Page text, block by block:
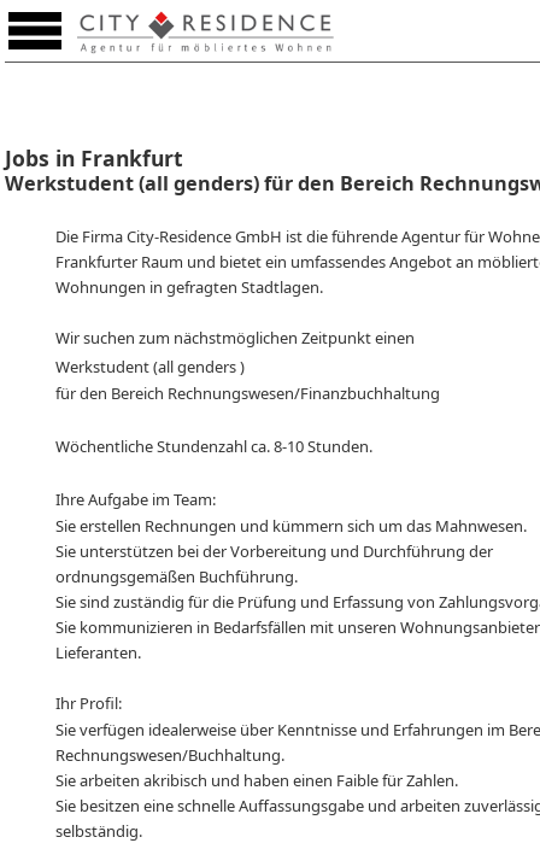
Favourites (0)
Jobs in Frankfurt
Werkstudent (all genders) für den Bereich
Die Firma City-Residence GmbH ist die führende Agentur für
Frankfurter Raum und bietet ein umfassendes Angebot an
Wohnungen in gefragten Stadtlagen.
Wir suchen zum nächstmöglichen Zeitpunkt einen
Werkstudent (all genders )
für den Bereich Rechnungswesen/Finanzbuchhaltung
Wöchentliche Stundenzahl ca. 8-10 Stunden.
Ihre Aufgabe im Team:
Sie erstellen Rechnungen und kümmern sich um das Mahnwesen.
Sie unterstützen bei der Vorbereitung und Durchführung der
ordnungsgemäßen Buchführung.
Sie sind zuständig für die Prüfung und Erfassung von
Sie kommunizieren in Bedarfsfällen mit unseren
Lieferanten.
Ihr Profil:
Sie verfügen idealerweise über Kenntnisse und Erfahrungen im
Rechnungswesen/Buchhaltung.
Sie arbeiten akribisch und haben einen Faible für Zahlen.
Sie besitzen eine schnelle Auffassungsgabe und arbeiten
selbständig.